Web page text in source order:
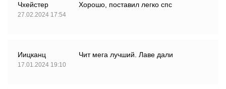
Чхейстер
27.02.2024 17:54
Хорошо, поставил легко спс
Иицканц
17.01.2024 19:10
Чит мега лучший. Лаве дали